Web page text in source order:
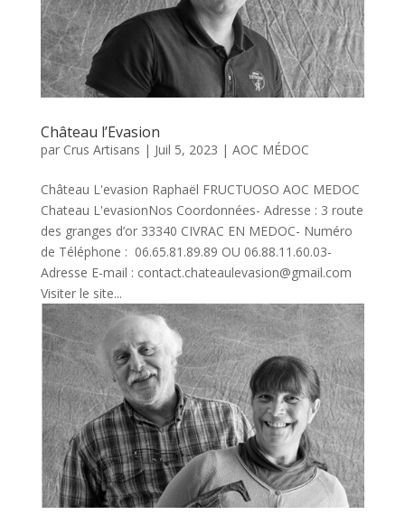
Château l’Evasion
par Crus Artisans | Juil 5, 2023 | AOC MÉDOC
Château L'evasion Raphaël FRUCTUOSO AOC MEDOC
Chateau L'evasionNos Coordonnées- Adresse : 3 route
des granges d’or 33340 CIVRAC EN MEDOC- Numéro
de Téléphone : 06.65.81.89.89 OU 06.88.11.60.03-
Adresse E-mail : contact.chateaulevasion@gmail.com
Visiter le site...